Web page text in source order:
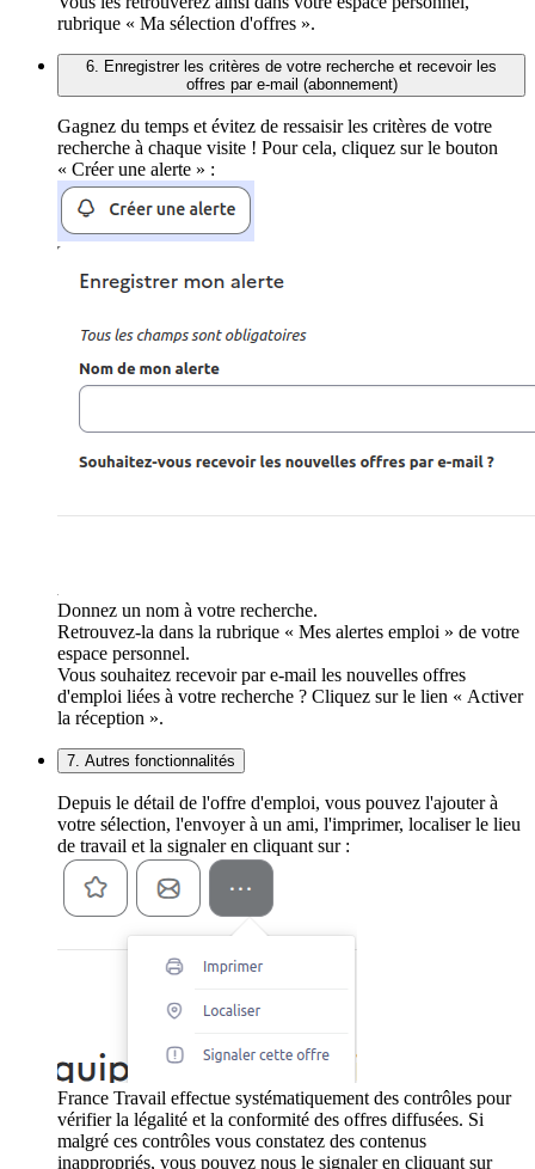
rubrique « Ma sélection d'offres ».
6. Enregistrer les critères de votre recherche et recevoir les
offres par e-mail (abonnement)
Gagnez du temps et évitez de ressaisir les critères de votre
recherche à chaque visite ! Pour cela, cliquez sur le bouton
« Créer une alerte » :
Donnez un nom à votre recherche.
Retrouvez-la dans la rubrique « Mes alertes emploi » de votre
espace personnel.
Vous souhaitez recevoir par e-mail les nouvelles offres
d'emploi liées à votre recherche ? Cliquez sur le lien « Activer
la réception ».
7. Autres fonctionnalités
Depuis le détail de l'offre d'emploi, vous pouvez l'ajouter à
votre sélection, l'envoyer à un ami, l'imprimer, localiser le lieu
de travail et la signaler en cliquant sur :
France Travail effectue systématiquement des contrôles pour
vérifier la légalité et la conformité des offres diffusées. Si
malgré ces contrôles vous constatez des contenus
inappropriés, vous pouvez nous le signaler en cliquant sur